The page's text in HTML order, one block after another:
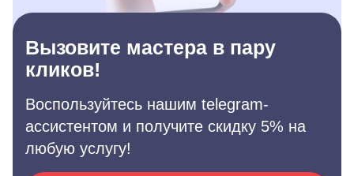
Вызовите мастера в пару
кликов!
Воспользуйтесь нашим telegram-
ассистентом и получите скидку 5% на
любую услугу!